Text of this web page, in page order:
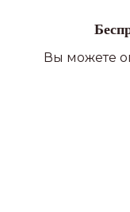
Вы можете